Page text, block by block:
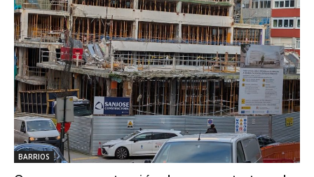
BARRIOS